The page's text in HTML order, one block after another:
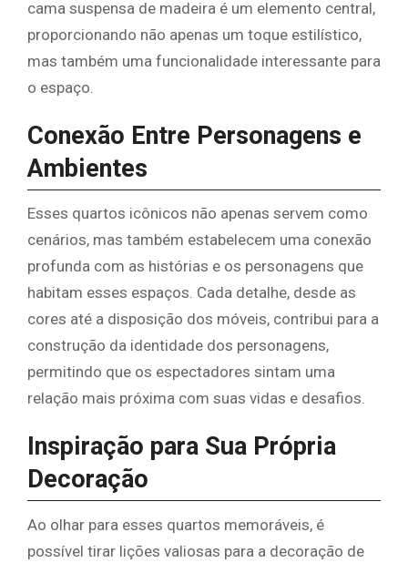
cama suspensa de madeira é um elemento central,
proporcionando não apenas um toque estilístico,
mas também uma funcionalidade interessante para
o espaço.
Conexão Entre Personagens e
Ambientes
Esses quartos icônicos não apenas servem como
cenários, mas também estabelecem uma conexão
profunda com as histórias e os personagens que
habitam esses espaços. Cada detalhe, desde as
cores até a disposição dos móveis, contribui para a
construção da identidade dos personagens,
permitindo que os espectadores sintam uma
relação mais próxima com suas vidas e desafios.
Inspiração para Sua Própria
Decoração
Ao olhar para esses quartos memoráveis, é
possível tirar lições valiosas para a decoração de